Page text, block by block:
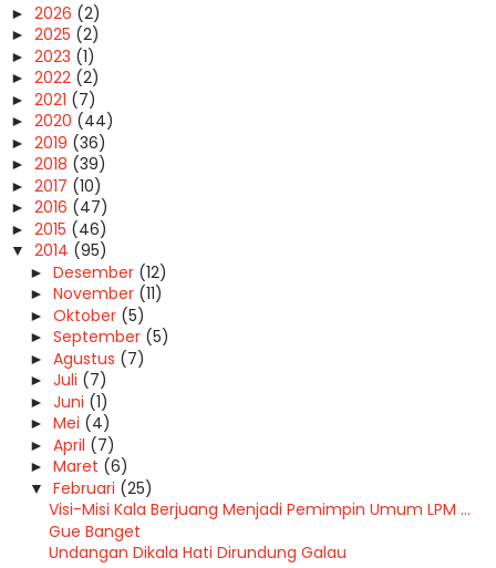
► 2026 (2)
► 2025 (2)
► 2023 (1)
► 2022 (2)
► 2021 (7)
► 2020 (44)
► 2019 (36)
► 2018 (39)
► 2017 (10)
► 2016 (47)
► 2015 (46)
▼ 2014 (95)
► Desember (12)
► November (11)
► Oktober (5)
► September (5)
► Agustus (7)
► Juli (7)
► Juni (1)
► Mei (4)
► April (7)
► Maret (6)
▼ Februari (25)
Visi-Misi Kala Berjuang Menjadi Pemimpin Umum LPM ...
Gue Banget
Undangan Dikala Hati Dirundung Galau